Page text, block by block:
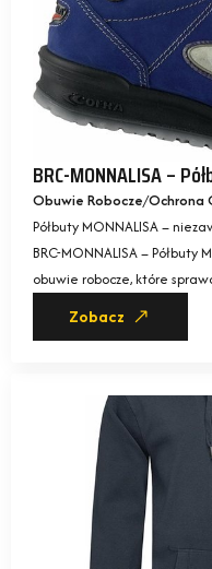
BRC-MONNALISA –
Obuwie Robocze Ochrona
Półbuty MONNALISA –
BRC-MONNALISA –
obuwie robocze, które
Zobacz